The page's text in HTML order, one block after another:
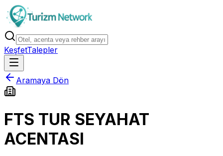
KeşfetTalepler
Aramaya Dön
FTS TUR SEYAHAT
ACENTASI